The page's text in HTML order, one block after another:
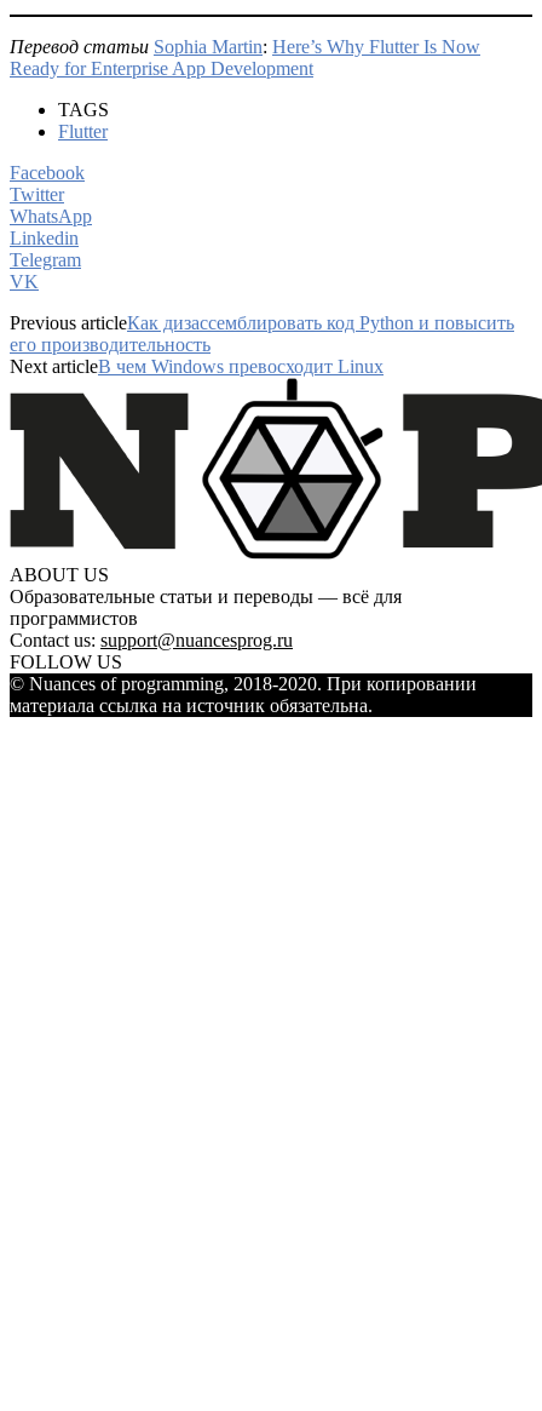
Перевод статьи Sophia Martin: Here’s Why Flutter Is Now
Ready for Enterprise App Development
TAGS
Flutter
Facebook
Twitter
WhatsApp
Linkedin
Telegram
VK
Previous articleКак дизассемблировать код Python и повысить
его производительность
Next articleВ чем Windows превосходит Linux
ABOUT US
Образовательные статьи и переводы — всё для
программистов
Contact us: support@nuancesprog.ru
FOLLOW US
© Nuances of programming, 2018-2020. При копировании
материала ссылка на источник обязательна.